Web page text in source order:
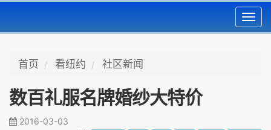
首页 看纽约 社区新闻
数百礼服名牌婚纱大特价
2016-03-03